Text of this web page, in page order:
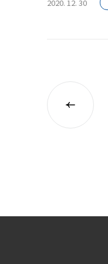
2020. 12. 30